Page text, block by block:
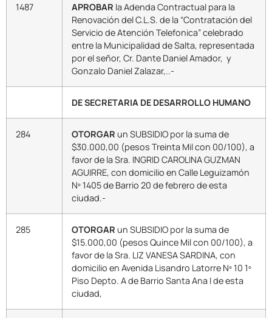
1487 APROBAR la Adenda Contractual para la
Renovación del C.L.S. de la “Contratación del
Servicio de Atención Telefonica” celebrado
entre la Municipalidad de Salta, representada
por el señor, Cr. Dante Daniel Amador, y
Gonzalo Daniel Zalazar,..-
DE SECRETARIA DE DESARROLLO HUMANO
284 OTORGAR un SUBSIDIO por la suma de
$30.000,00 (pesos Treinta Mil con 00/100), a
favor de la Sra. INGRID CAROLINA GUZMAN
AGUIRRE, con domicilio en Calle Leguizamón
Nº 1405 de Barrio 20 de febrero de esta
ciudad.-
285 OTORGAR un SUBSIDIO por la suma de
$15.000,00 (pesos Quince Mil con 00/100), a
favor de la Sra. LIZ VANESA SARDINA, con
domicilio en Avenida Lisandro Latorre Nº 10 1º
Piso Depto. A de Barrio Santa Ana I de esta
ciudad,